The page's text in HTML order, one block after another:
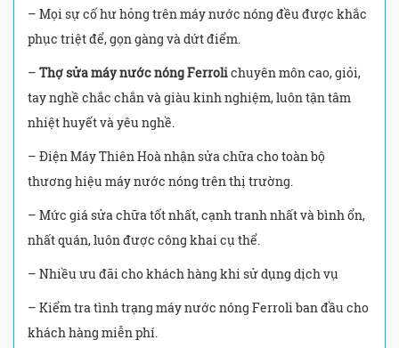
– Mọi sự cố hư hỏng trên máy nước nóng đều được khắc
phục triệt để, gọn gàng và dứt điểm.
– Thợ sửa máy nước nóng Ferrolichuyên môn cao, giỏi,
tay nghề chắc chắn và giàu kinh nghiệm, luôn tận tâm
nhiệt huyết và yêu nghề.
– Điện Máy Thiên Hoà nhận sửa chữa cho toàn bộ
thương hiệu máy nước nóng trên thị trường.
– Mức giá sửa chữa tốt nhất, cạnh tranh nhất và bình ổn,
nhất quán, luôn được công khai cụ thể.
– Nhiều ưu đãi cho khách hàng khi sử dụng dịch vụ
– Kiểm tra tình trạng máy nước nóng Ferroli ban đầu cho
khách hàng miễn phí.